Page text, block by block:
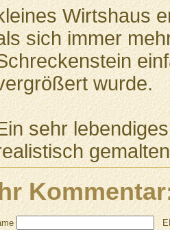
Wirtshaus
sich immer
wurde.
sehr